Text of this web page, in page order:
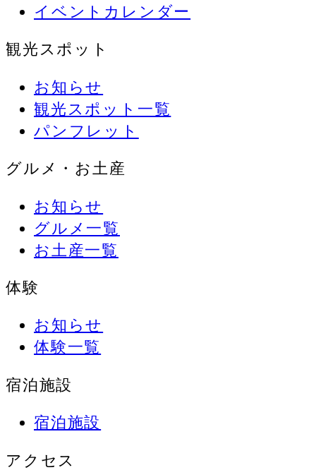
イベントカレンダー
観光スポット
お知らせ
観光スポット一覧
パンフレット
グルメ・お土産
お知らせ
グルメ一覧
お土産一覧
体験
お知らせ
体験一覧
宿泊施設
宿泊施設
アクセス